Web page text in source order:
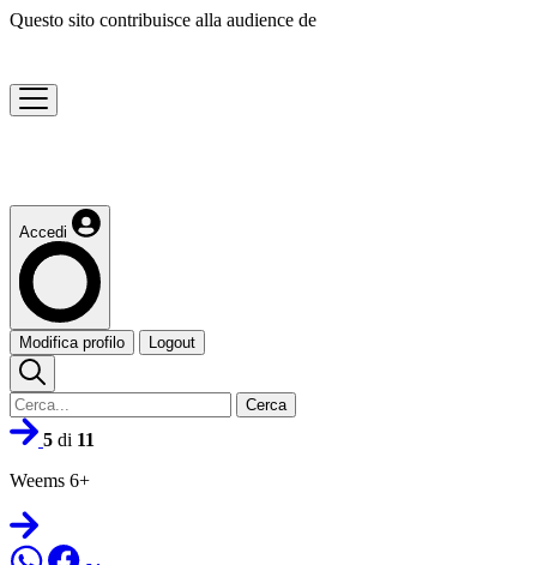
Questo sito contribuisce alla audience de
Accedi
Modifica profilo Logout
Cerca
5 di 11
Weems 6+